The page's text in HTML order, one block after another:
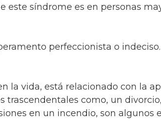
síndrome es en personas
perfeccionista o indeciso.
la vida, está relacionado con la
trascendentales como, un
en un incendio, son algunos